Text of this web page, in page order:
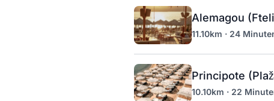
Alemagou
11.10km · 24
Principote
10.10km · 22